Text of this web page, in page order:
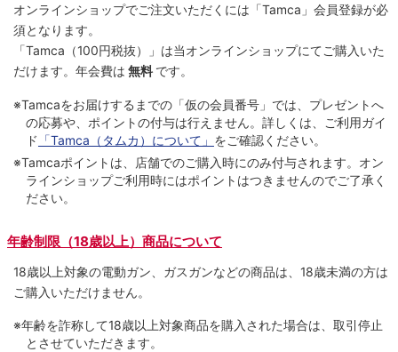
オンラインショップでご注⽂いただくには「Tamca」会員登録が必
須となります。
「Tamca （100円税抜）
」は当オンラインショップにてご購⼊いた
だけます。 年会費は 無料 です。
※Tamcaをお届けするまでの「仮の会員番号」では、プレゼントへ
の応募や、ポイントの付与は⾏えません。詳しくは、ご利⽤ガイ
ド 「Tamca（タムカ）について」 をご確認ください。
※Tamcaポイントは、店舗でのご購⼊時にのみ付与されます。オン
ラインショップご利用時にはポイントはつきませんのでご了承く
ださい。
年齢制限（18歳以上）商品について
18歳以上対象の電動ガン、ガスガンなどの商品は、18歳未満の方は
ご購入いただけません。
※年齢を詐称して18歳以上対象商品を購入された場合は、取引停止
とさせていただきます。